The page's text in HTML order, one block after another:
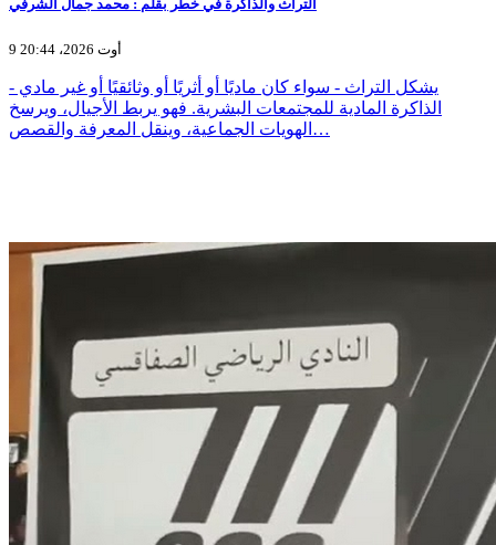
التراث والذاكرة في خطر بقلم : محمد جمال الشرفي
9 أوت 2026، 20:44
يشكل التراث - سواء كان ماديًا أو أثريًا أو وثائقيًا أو غير مادي -
الذاكرة المادية للمجتمعات البشرية. فهو يربط الأجيال، ويرسخ
الهويات الجماعية، وينقل المعرفة والقصص…